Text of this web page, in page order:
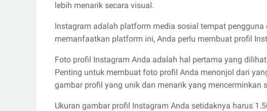
lebih menarik secara visual.
Instagram adalah platform media sosial tempat
memanfaatkan platform ini, Anda perlu membuat profil
Foto profil Instagram Anda adalah hal pertama yang
Penting untuk membuat foto profil Anda menonjol dari
gambar profil yang unik dan menarik yang mencerminkan
Ukuran gambar profil Instagram Anda setidaknya harus